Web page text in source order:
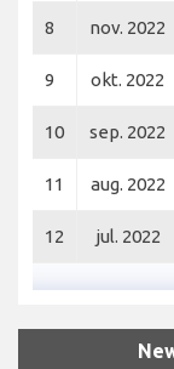
8 nov. 2022
9 okt. 2022
10 sep. 2022
11 aug. 2022
12 jul. 2022